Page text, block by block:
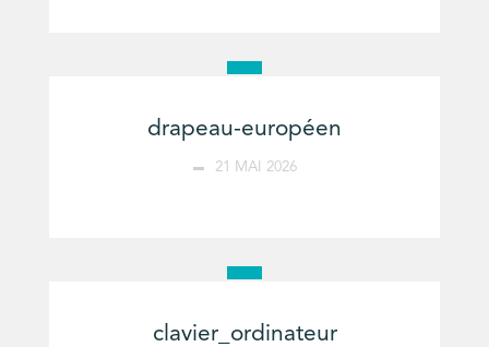
drapeau-européen
21 MAI 2026
clavier_ordinateur